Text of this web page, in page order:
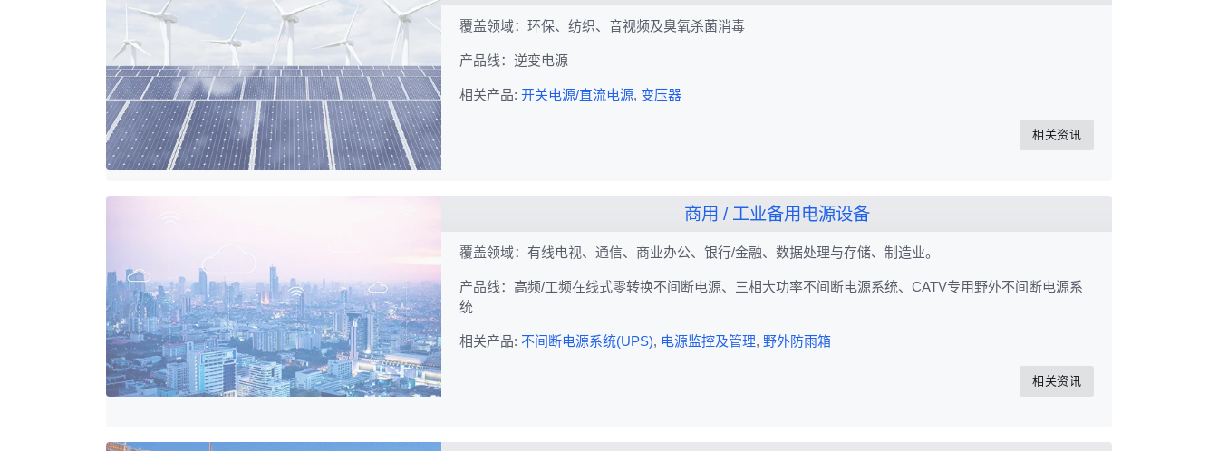
覆盖领域：环保、纺织、音视频及臭氧杀菌消毒
产品线：逆变电源
相关产品: 开关电源/直流电源, 变压器
相关资讯
商用 / 工业备用电源设备
覆盖领域：有线电视、通信、商业办公、银行/金融、数据处理与存储、制造业。
产品线：高频/工频在线式零转换不间断电源、三相大功率不间断电源系统、CATV专用野外不间断电源系
统
相关产品: 不间断电源系统(UPS), 电源监控及管理, 野外防雨箱
相关资讯